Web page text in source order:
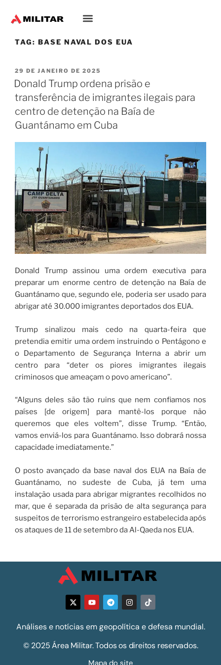
TAG: BASE NAVAL DOS EUA
29 DE JANEIRO DE 2025
Donald Trump ordena prisão e
transferência de imigrantes ilegais para
centro de detenção na Baía de
Guantánamo em Cuba
Donald Trump assinou uma ordem executiva para
preparar um enorme centro de detenção na Baía de
Guantánamo que, segundo ele, poderia ser usado para
abrigar até 30.000 imigrantes deportados dos EUA.
Trump sinalizou mais cedo na quarta-feira que
pretendia emitir uma ordem instruindo o Pentágono e
o Departamento de Segurança Interna a abrir um
centro para “deter os piores imigrantes ilegais
criminosos que ameaçam o povo americano”.
“Alguns deles são tão ruins que nem confiamos nos
países [de origem] para mantê-los porque não
queremos que eles voltem”, disse Trump. “Então,
vamos enviá-los para Guantánamo. Isso dobrará nossa
capacidade imediatamente.”
O posto avançado da base naval dos EUA na Baía de
Guantánamo, no sudeste de Cuba, já tem uma
instalação usada para abrigar migrantes recolhidos no
mar, que é separada da prisão de alta segurança para
suspeitos de terrorismo estrangeiro estabelecida após
os ataques de 11 de setembro da Al-Qaeda nos EUA.
Análises e notícias em geopolítica e defesa mundial.
© 2025 Área Militar. Todos os direitos reservados.